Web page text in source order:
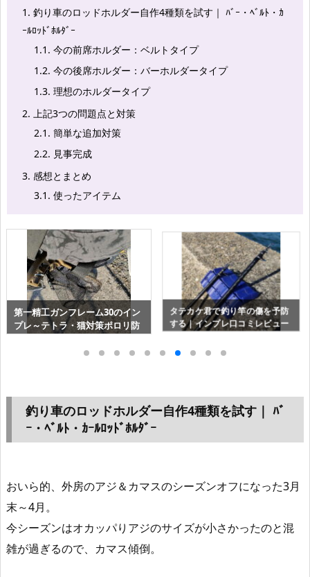
1. 釣り車のロッドホルダー自作4種類を試す｜ ﾊﾞｰ・ﾍﾞﾙﾄ・ｶ
ｰﾙﾛｯﾄﾞﾎﾙﾀﾞｰ
1.1. 今の前席ホルダー：ベルトタイプ
1.2. 今の後席ホルダー： バーホルダータイプ
1.3. 理想のホルダータイプ
2. 上記3つの問題点と対策
2.1. 簡単な追加対策
2.2. 見事完成
3. 感想とまとめ
3.1. 使ったアイテム
ケ君で釣り竿の傷を予防
インプレ口コミレビュー
）
ﾒｲﾎｳ ﾏﾙﾁｸﾘｯﾌﾟBM-L は手すり・
柵・船べりの簡易ﾛｯﾄﾞﾎﾙﾀﾞｰに
最適
ﾊﾞｯｶ
ﾃﾞｨﾝ
釣り車のロッドホルダー自作4種類を試す｜ ﾊﾞ
ｰ・ﾍﾞﾙﾄ・ｶｰﾙﾛｯﾄﾞﾎﾙﾀﾞｰ
おいら的、外房のアジ＆カマスのシーズンオフになった3月
末～4月。
今シーズンはオカッパりアジのサイズが小さかったのと混
雑が過ぎるので、カマス傾倒。